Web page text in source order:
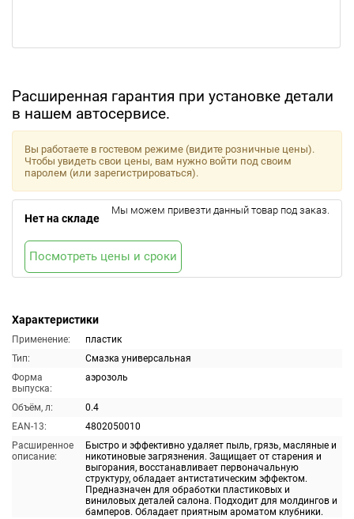
Расширенная гарантия при установке детали
в нашем автосервисе.
Характеристики
Применение:
пластик
Тип:
Смазка универсальная
Форма
выпуска:
аэрозоль
Объём, л:
0.4
EAN-13:
4802050010
Расширенное
описание:
Быстро и эффективно удаляет пыль, грязь, масляные и
никотиновые загрязнения. Защищает от старения и
выгорания, восстанавливает первоначальную
структуру, обладает антистатическим эффектом.
Предназначен для обработки пластиковых и
виниловых деталей салона. Подходит для молдингов и
бамперов. Обладает приятным ароматом клубники.
Вы работаете в гостевом режиме (видите розничные цены).
Чтобы увидеть свои цены, вам нужно войти под своим
паролем (или зарегистрироваться).
Нет на складе
Мы можем привезти данный товар под заказ.
Посмотреть цены и сроки